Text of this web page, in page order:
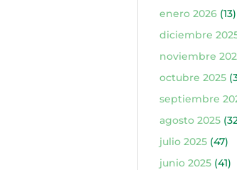
enero 2026(13)
diciembre
noviembre
octubre 2025
septiembre
agosto 2025
julio 2025(47)
junio 2025(41)